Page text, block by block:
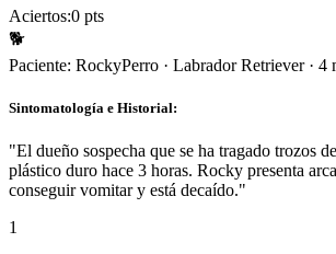
Aciertos:0 pts
🐕
Paciente: RockyPerro · Labrador Retriever· 4
Sintomatología e Historial:
"El dueño sospecha que se ha tragado trozos
plástico duro hace 3 horas. Rocky presenta
conseguir vomitar y está decaído."
1